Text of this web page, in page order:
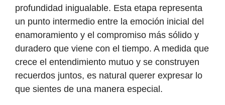
profundidad inigualable. Esta etapa representa
un punto intermedio entre la emoción inicial del
enamoramiento y el compromiso más sólido y
duradero que viene con el tiempo. A medida que
crece el entendimiento mutuo y se construyen
recuerdos juntos, es natural querer expresar lo
que sientes de una manera especial.